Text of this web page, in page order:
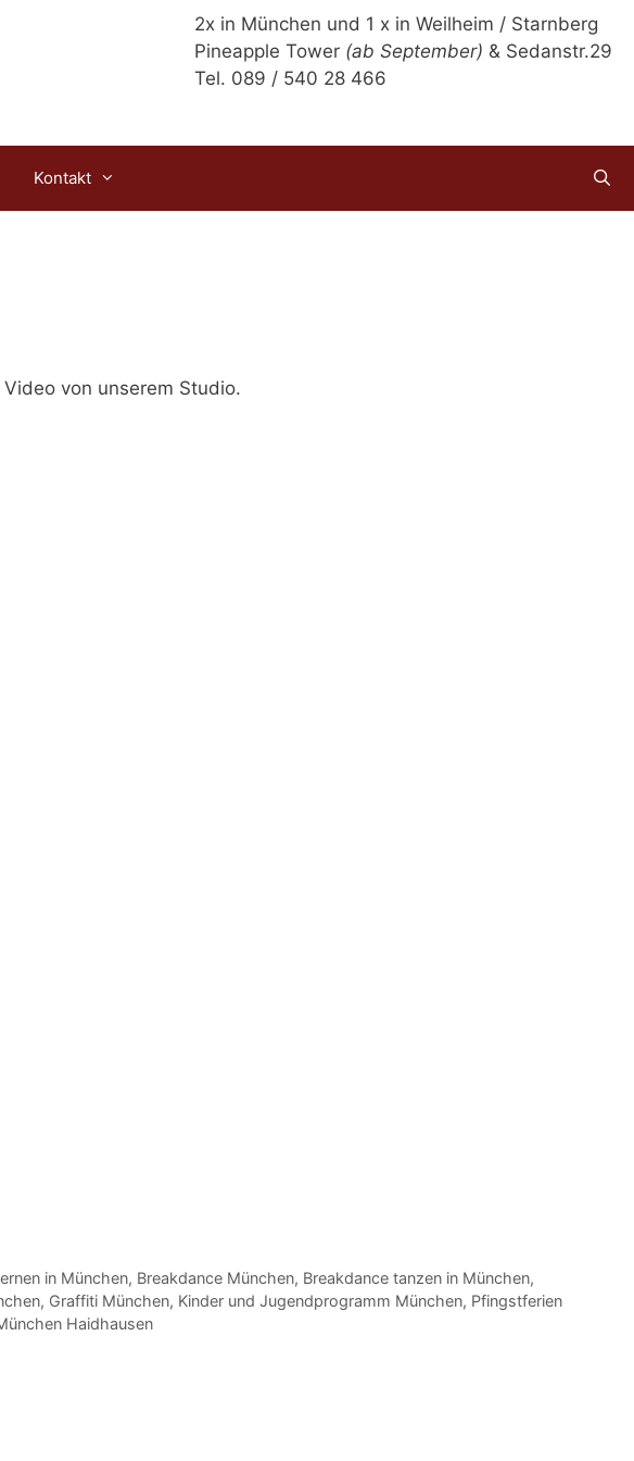
2x in München und 1 x in Weilheim / Starnberg
Pineapple Tower (ab September) & Sedanstr.29
Tel. 089 / 540 28 466
Kontakt
von unserem Studio.
in München, Breakdance München, Breakdance tanzen in München,
, Graffiti München, Kinder und Jugendprogramm München, Pfingstferien
Haidhausen